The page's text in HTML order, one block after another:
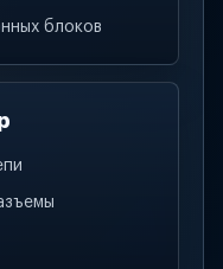
блоков